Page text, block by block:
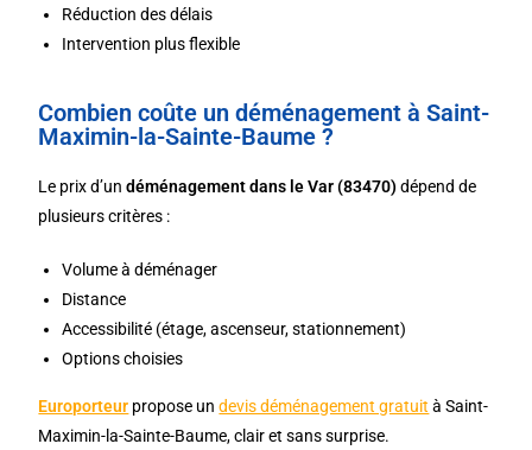
Réduction des délais
Intervention plus flexible
Combien coûte un déménagement à Saint-
Maximin-la-Sainte-Baume ?
Le prix d’undéménagement dans le Var (83470) dépend de
plusieurs critères :
Volume à déménager
Distance
Accessibilité (étage, ascenseur, stationnement)
Options choisies
Europorteur propose undevis déménagement gratuit à Saint-
Maximin-la-Sainte-Baume, clair et sans surprise.